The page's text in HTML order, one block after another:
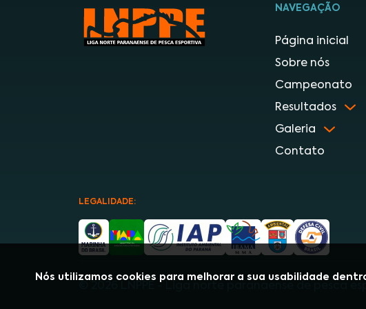
NAVEGAÇÃO
Página inicial
Sobre nós
Campeonato
Resultados
Galeria
Contato
LEGALIDADE:
Nós utilizamos cookies para melhorar a sua usabilidade